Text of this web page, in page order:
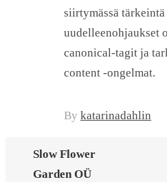
siirtymässä
uudelleenohjaukset
canonical-tagit ja
content -ongelmat.
By katarinadahlin
Slow Flower
Garden OÜ